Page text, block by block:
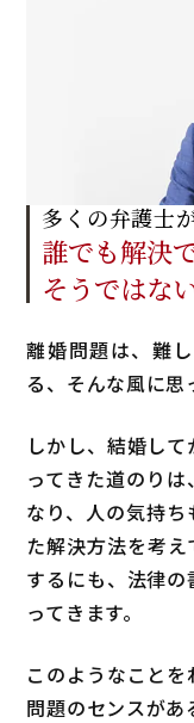
多くの弁護士
誰でも解決
そうではな
離婚問題は、難
る、そんな風に思
しかし、結婚し
ってきた道のり
なり、人の気持
た解決方法を考
するにも、法律
ってきます。
このようなこと
問題のセンスがあ